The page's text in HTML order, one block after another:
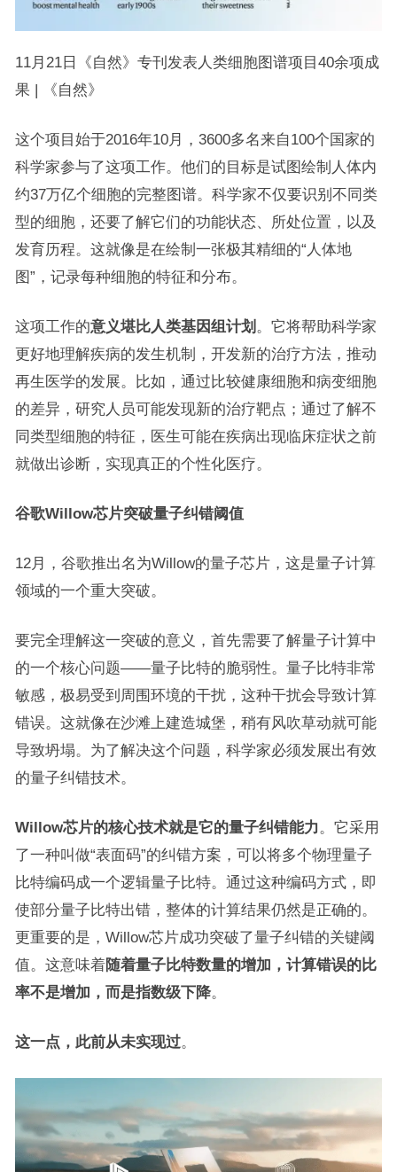
11月21日《自然》专刊发表人类细胞图谱项目40余项成
果 | 《自然》
这个项目始于2016年10月，3600多名来自100个国家的
科学家参与了这项工作。他们的目标是试图绘制人体内
约37万亿个细胞的完整图谱。科学家不仅要识别不同类
型的细胞，还要了解它们的功能状态、所处位置，以及
发育历程。这就像是在绘制一张极其精细的“人体地
图”，记录每种细胞的特征和分布。
这项工作的意义堪比人类基因组计划 。它将帮助科学家
更好地理解疾病的发生机制，开发新的治疗方法，推动
再生医学的发展。比如，通过比较健康细胞和病变细胞
的差异，研究人员可能发现新的治疗靶点；通过了解不
同类型细胞的特征，医生可能在疾病出现临床症状之前
就做出诊断，实现真正的个性化医疗。
谷歌Willow芯片突破量子纠错阈值
12月，谷歌推出名为Willow的量子芯片，这是量子计算
领域的一个重大突破。
要完全理解这一突破的意义，首先需要了解量子计算中
的一个核心问题——量子比特的脆弱性。量子比特非常
敏感，极易受到周围环境的干扰，这种干扰会导致计算
错误。这就像在沙滩上建造城堡，稍有风吹草动就可能
导致坍塌。为了解决这个问题，科学家必须发展出有效
的量子纠错技术。
Willow芯片的核心技术就是它的量子纠错能力 。它采用
了一种叫做“表面码”的纠错方案，可以将多个物理量子
比特编码成一个逻辑量子比特。通过这种编码方式，即
使部分量子比特出错，整体的计算结果仍然是正确的。
更重要的是，Willow芯片成功突破了量子纠错的关键阈
值。这意味着随着量子比特数量的增加，计算错误的比
率不是增加，而是指数级下降。
这一点，此前从未实现过。